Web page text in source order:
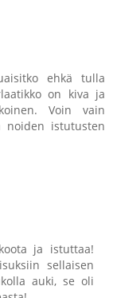
ehkä tulla
on kiva ja
Voin vain
noiden istutusten
ja istuttaa!
sellaisen
auki, se oli